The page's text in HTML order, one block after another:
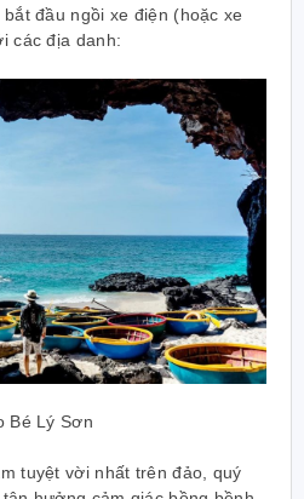
bắt đầu ngồi xe điện (hoặc xe
các địa danh:
Bé Lý Sơn
tuyệt vời nhất trên đảo, quý